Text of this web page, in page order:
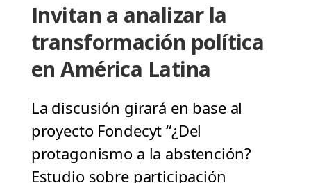
Invitan a analizar la
transformación política
en América Latina
La discusión girará en base al
proyecto Fondecyt “¿Del
protagonismo a la abstención?
Estudio sobre participación